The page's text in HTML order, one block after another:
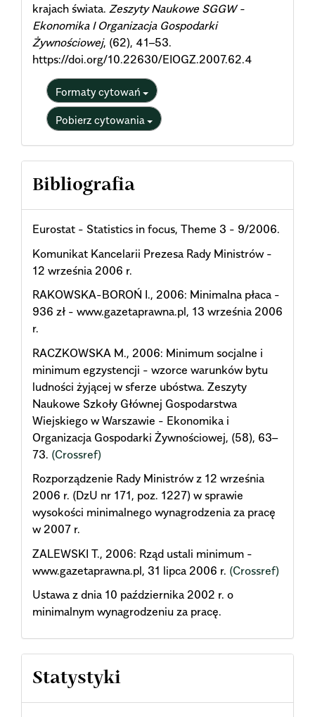
krajach świata. Zeszyty Naukowe SGGW -
Ekonomika I Organizacja Gospodarki
Żywnościowej, (62), 41–53.
https://doi.org/10.22630/EIOGZ.2007.62.4
Formaty cytowań
Pobierz cytowania
Bibliografia
Eurostat - Statistics in focus, Theme 3 - 9/2006.
Komunikat Kancelarii Prezesa Rady Ministrów -
12 września 2006 r.
RAKOWSKA-BOROŃ I., 2006: Minimalna płaca -
936 zł - www.gazetaprawna.pl, 13 września 2006
r.
RACZKOWSKA M., 2006: Minimum socjalne i
minimum egzystencji - wzorce warunków bytu
ludności żyjącej w sferze ubóstwa. Zeszyty
Naukowe Szkoły Głównej Gospodarstwa
Wiejskiego w Warszawie - Ekonomika i
Organizacja Gospodarki Żywnościowej, (58), 63–
73. (Crossref)
Rozporządzenie Rady Ministrów z 12 września
2006 r. (DzU nr 171, poz. 1227) w sprawie
wysokości minimalnego wynagrodzenia za pracę
w 2007 r.
ZALEWSKI T., 2006: Rząd ustali minimum -
www.gazetaprawna.pl, 31 lipca 2006 r. (Crossref)
Ustawa z dnia 10 października 2002 r. o
minimalnym wynagrodzeniu za pracę.
Statystyki